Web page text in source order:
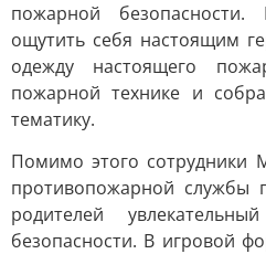
пожарной
ощутить себя настоящим
одежду настоящего
пожарной технике и
тематику.
Помимо этого сотрудники
противопожарной службы
родителей
безопасности. В игровой